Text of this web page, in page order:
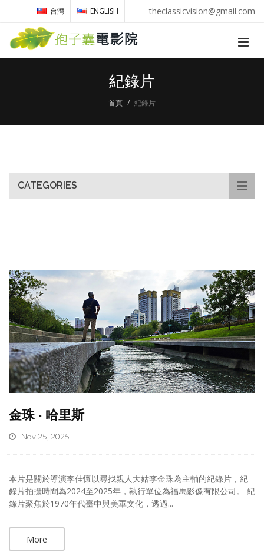
theclassicvision@gmail.com
台灣 ENGLISH
紀錄片
首頁 紀錄片
CATEGORIES
金珠 ‧ 哈里斯
Nov 25, 2025
本片是關於導演李佳懷以尋找親人大姑李金珠為主軸的紀錄片，紀
錄片拍攝時間為2024至2025年，執行單位為福馬影像有限公司。 紀
錄片聚焦於1970年代臺中與美軍文化，透過...
More